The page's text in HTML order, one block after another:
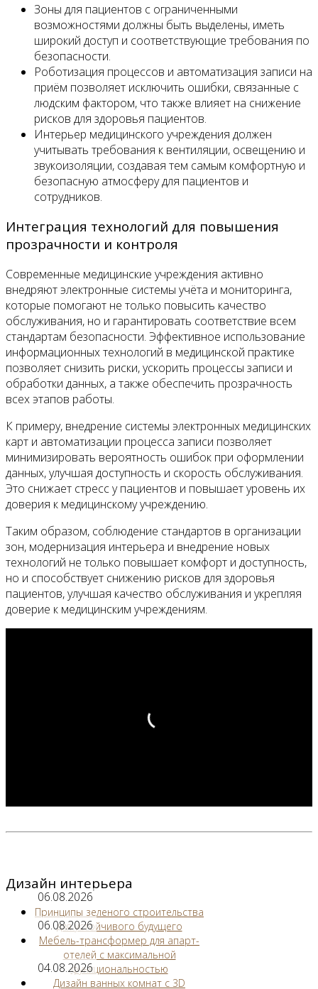
Зоны для пациентов с ограниченными
возможностями должны быть выделены, иметь
широкий доступ и соответствующие требования по
безопасности.
Роботизация процессов и автоматизация записи на
приём позволяет исключить ошибки, связанные с
людским фактором, что также влияет на снижение
рисков для здоровья пациентов.
Интерьер медицинского учреждения должен
учитывать требования к вентиляции, освещению и
звукоизоляции, создавая тем самым комфортную и
безопасную атмосферу для пациентов и
сотрудников.
Интеграция технологий для повышения
прозрачности и контроля
Современные медицинские учреждения активно
внедряют электронные системы учёта и мониторинга,
которые помогают не только повысить качество
обслуживания, но и гарантировать соответствие всем
стандартам безопасности. Эффективное использование
информационных технологий в медицинской практике
позволяет снизить риски, ускорить процессы записи и
обработки данных, а также обеспечить прозрачность
всех этапов работы.
К примеру, внедрение системы электронных медицинских
карт и автоматизации процесса записи позволяет
минимизировать вероятность ошибок при оформлении
данных, улучшая доступность и скорость обслуживания.
Это снижает стресс у пациентов и повышает уровень их
доверия к медицинскому учреждению.
Таким образом, соблюдение стандартов в организации
зон, модернизация интерьера и внедрение новых
технологий не только повышает комфорт и доступность,
но и способствует снижению рисков для здоровья
пациентов, улучшая качество обслуживания и укрепляя
доверие к медицинским учреждениям.
Дизайн интерьера
06.08.2026
Принципы зеленого строительства
для устойчивого будущего
06.08.2026
Мебель-трансформер для апарт-
отелей с максимальной
функциональностью
04.08.2026
Дизайн ванных комнат с 3D